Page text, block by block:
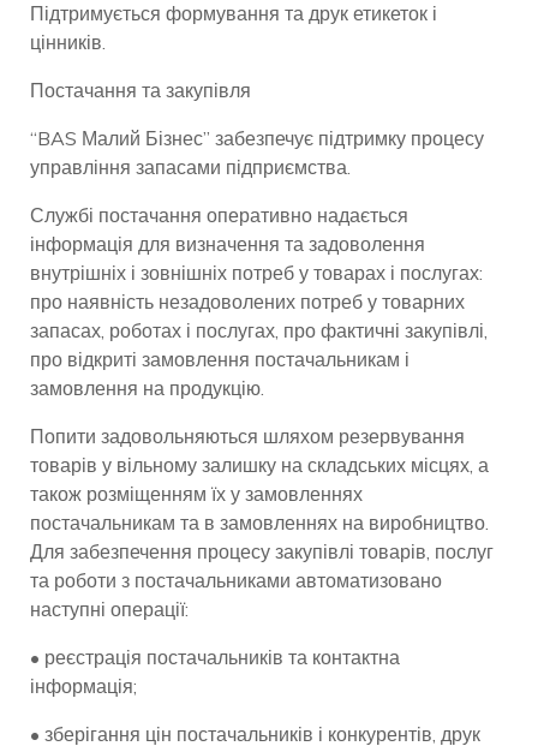
Підтримується формування та друк етикеток і
цінників.
Постачання та закупівля
“BAS Малий Бізнес” забезпечує підтримку процесу
управління запасами підприємства.
Службі постачання оперативно надається
інформація для визначення та задоволення
внутрішніх і зовнішніх потреб у товарах і послугах:
про наявність незадоволених потреб у товарних
запасах, роботах і послугах, про фактичні закупівлі,
про відкриті замовлення постачальникам і
замовлення на продукцію.
Попити задовольняються шляхом резервування
товарів у вільному залишку на складських місцях, а
також розміщенням їх у замовленнях
постачальникам та в замовленнях на виробництво.
Для забезпечення процесу закупівлі товарів, послуг
та роботи з постачальниками автоматизовано
наступні операції:
• реєстрація постачальників та контактна
інформація;
• зберігання цін постачальників і конкурентів, друк